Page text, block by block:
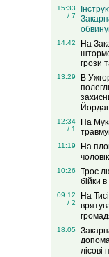
15:33
/ 7
14:42
На
грози
13:29
В
12:34
/ 1
На
11:19
На
10:26
Троє
бійки
09:12
/ 2
На
18:05
лісові